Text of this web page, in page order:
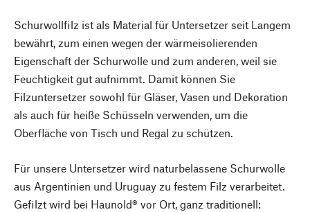
Schurwollfilz ist als Material für Untersetzer seit Langem
bewährt, zum einen wegen der wärmeisolierenden
Eigenschaft der Schurwolle und zum anderen, weil sie
Feuchtigkeit gut aufnimmt. Damit können Sie
Filzuntersetzer sowohl für Gläser, Vasen und Dekoration
als auch für heiße Schüsseln verwenden, um die
Oberfläche von Tisch und Regal zu schützen.
Für unsere Untersetzer wird naturbelassene Schurwolle
aus Argentinien und Uruguay zu festem Filz verarbeitet.
Gefilzt wird bei Haunold® vor Ort, ganz traditionell: